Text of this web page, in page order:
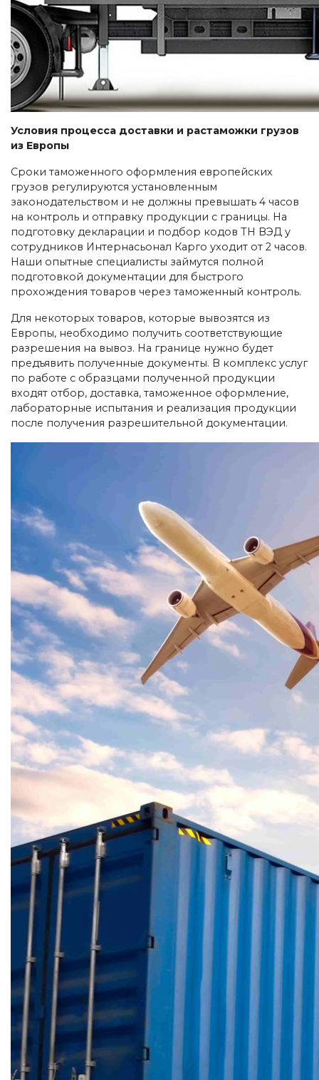
Условия процесса доставки и растаможки грузов
из Европы
Сроки таможенного оформления европейских
грузов регулируются установленным
законодательством и не должны превышать 4 часов
на контроль и отправку продукции с границы. На
подготовку декларации и подбор кодов ТН ВЭД у
сотрудников Интернасьонал Карго уходит от 2 часов.
Наши опытные специалисты займутся полной
подготовкой документации для быстрого
прохождения товаров через таможенный контроль.
Для некоторых товаров, которые вывозятся из
Европы, необходимо получить соответствующие
разрешения на вывоз. На границе нужно будет
предъявить полученные документы. В комплекс услуг
по работе с образцами полученной продукции
входят отбор, доставка, таможенное оформление,
лабораторные испытания и реализация продукции
после получения разрешительной документации.